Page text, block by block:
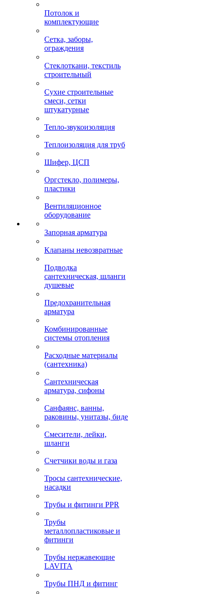
Потолок и
комплектующие
Сетка, заборы,
ограждения
Стеклоткани, текстиль
строительный
Сухие строительные
смеси, сетки
штукатурные
Тепло-звукоизоляция
Теплоизоляция для труб
Шифер, ЦСП
Оргстекло, полимеры,
пластики
Вентиляционное
оборудование
Запорная арматура
Клапаны невозвратные
Подводка
сантехническая, шланги
душевые
Предохранительная
арматура
Комбинированные
системы отопления
Расходные материалы
(сантехника)
Сантехническая
арматура, сифоны
Санфаянс, ванны,
раковины, унитазы, биде
Смесители, лейки,
шланги
Счетчики воды и газа
Тросы сантехнические,
насадки
Трубы и фитинги PPR
Трубы
металлопластиковые и
фитинги
Трубы нержавеющие
LAVITA
Трубы ПНД и фитинг